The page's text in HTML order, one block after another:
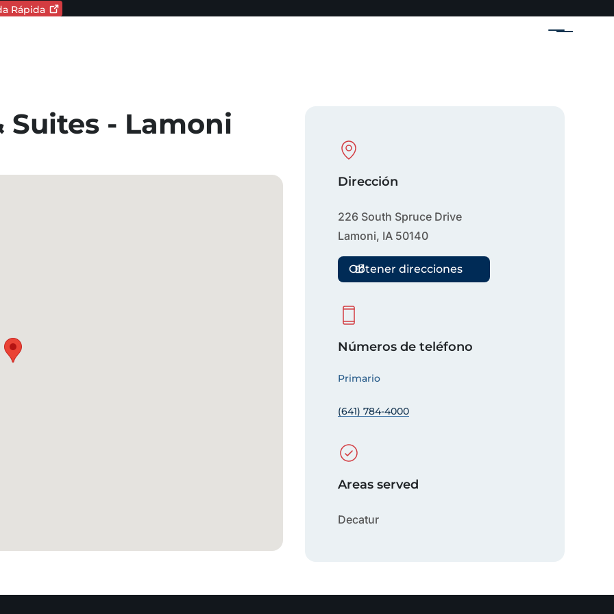
Idioma actual:
Rápida
Menú
Suites - Lamoni
Physical Location
Dirección
226 South Spruce Drive
Lamoni, IA 50140
Obtener direcciones
Números de teléfono
Primario
(641) 784-4000
Areas served
Decatur